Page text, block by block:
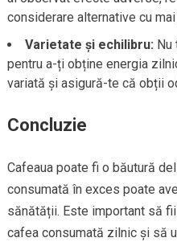
considerare alternative cu
Varietate și echilibru:
pentru a-ți obține energia
variată și asigură-te că obții
Concluzie
Cafeaua poate fi o băutură
consumată în exces poate
sănătății. Este important să
cafea consumată zilnic și să